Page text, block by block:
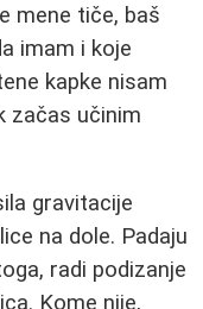
mene tiče, baš
imam i koje
kapke nisam
začas učinim
gravitacije
na dole. Padaju
radi podizanje
Kome nije,